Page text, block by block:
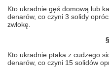
Kto ukradnie gęś domową lub
denarów, co czyni 3 solidy
zwłokę.
Kto ukradnie ptaka z cudzego
denarów, co czyni 15 solidów